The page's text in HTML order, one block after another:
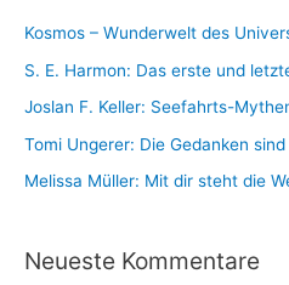
v
Kosmos – Wunderwelt des
S. E. Harmon: Das erste und
Joslan F. Keller: Seefahrts-
Tomi Ungerer: Die Gedanken
Melissa Müller: Mit dir steht die
Neueste Kommentare